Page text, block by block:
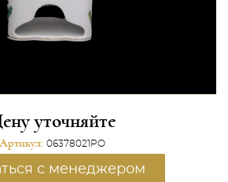
уточняйте
Артикул: 06378021PO
с менеджером